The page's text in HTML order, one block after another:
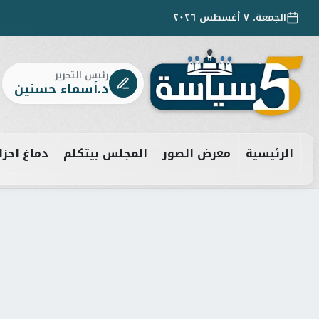
الجمعة، ٧ أغسطس ٢٠٢٦
رئيس التحرير
د.أسماء حسنين
الرئيسية معرض الصور المجلس بيتكلم دماغ